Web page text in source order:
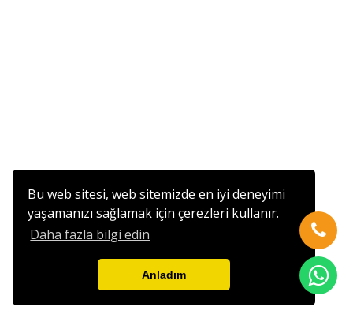
Bu web sitesi, web sitemizde en iyi deneyimi
yaşamanızı sağlamak için çerezleri kullanır.
Daha fazla bilgi edin
Anladım